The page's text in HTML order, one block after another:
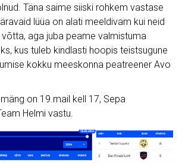
Täna saime siiski rohkem vastase
lüüa on alati meeldivam kui neid
aga juba peame valmistuma
kus tuleb kindlasti hoopis teistsugune
kokku meeskonna peatreener Avo
on 19.mail kell 17, Sepa
Helmi vastu.